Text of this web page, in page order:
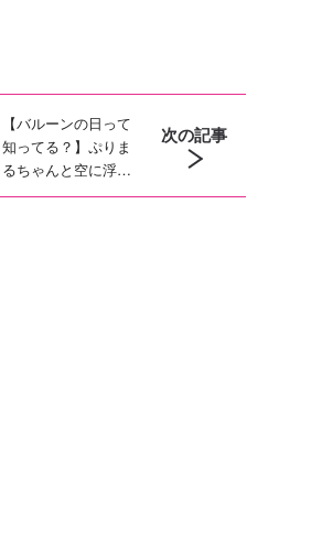
【バルーンの日って
知ってる？】ぷりま
るちゃんと空に浮か
ぶキラキラ風船！８
次の記事